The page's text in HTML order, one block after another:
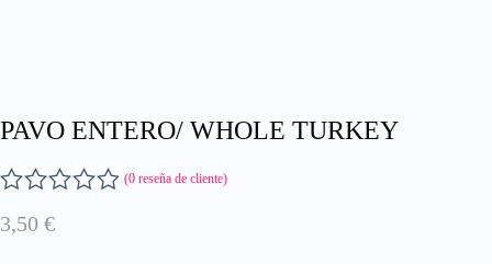
PAVO ENTERO/ WHOLE TURKEY
V
a
(0 reseña de cliente)
3,50 €